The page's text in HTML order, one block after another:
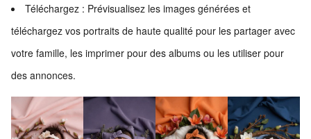
Téléchargez : Prévisualisez les images générées et
téléchargez vos portraits de haute qualité pour les partager avec
votre famille, les imprimer pour des albums ou les utiliser pour
des annonces.